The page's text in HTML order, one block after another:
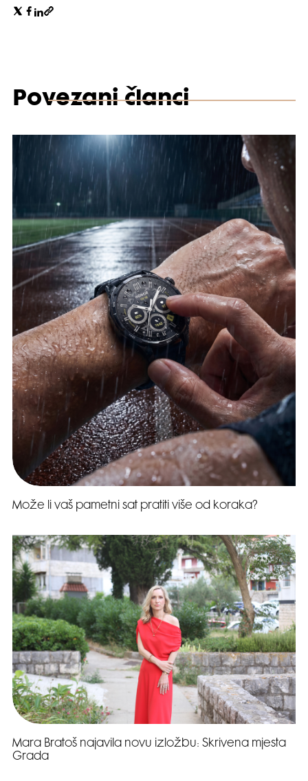
Povezani članci
Može li vaš pametni sat pratiti više od koraka?
Mara Bratoš najavila novu izložbu: Skrivena mjesta
Grada